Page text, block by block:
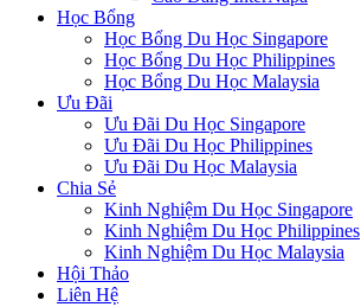
Học Bổng
Học Bổng Du Học Singapore
Học Bổng Du Học Philippines
Học Bổng Du Học Malaysia
Ưu Đãi
Ưu Đãi Du Học Singapore
Ưu Đãi Du Học Philippines
Ưu Đãi Du Học Malaysia
Chia Sẻ
Kinh Nghiệm Du Học Singapore
Kinh Nghiệm Du Học Philippines
Kinh Nghiệm Du Học Malaysia
Hội Thảo
Liên Hệ